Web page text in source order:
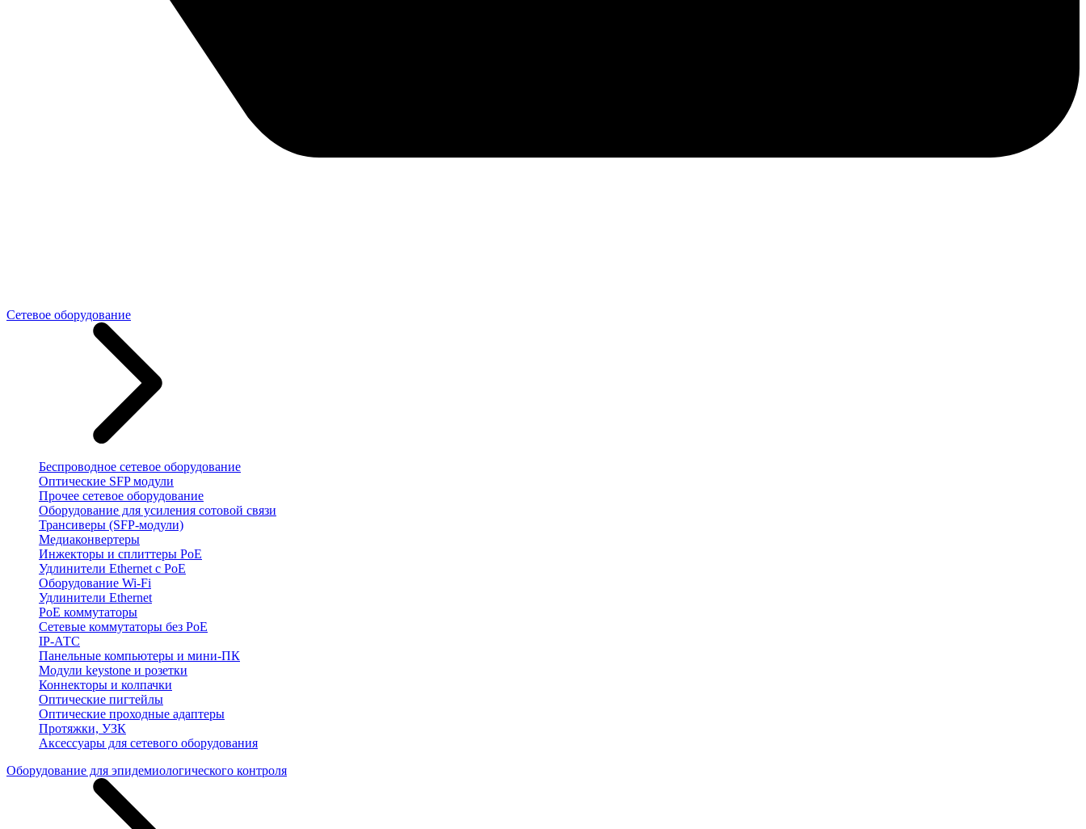
Сетевое оборудование
Беспроводное сетевое оборудование
Оптические SFP модули
Прочее сетевое оборудование
Оборудование для усиления сотовой связи
Трансиверы (SFP-модули)
Медиаконвертеры
Инжекторы и сплиттеры PoE
Удлинители Ethernet с PoE
Оборудование Wi-Fi
Удлинители Ethernet
PoE коммутаторы
Сетевые коммутаторы без PoE
IP-АТС
Панельные компьютеры и мини-ПК
Модули keystone и розетки
Коннекторы и колпачки
Оптические пигтейлы
Оптические проходные адаптеры
Протяжки, УЗК
Аксессуары для сетевого оборудования
Оборудование для эпидемиологического контроля